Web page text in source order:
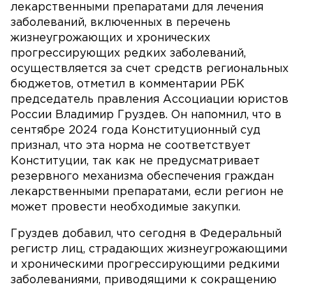
лекарственными препаратами для лечения
заболеваний, включенных в перечень
жизнеугрожающих и хронических
прогрессирующих редких заболеваний,
осуществляется за счет средств региональных
бюджетов, отметил в комментарии РБК
председатель правления Ассоциации юристов
России Владимир Груздев. Он напомнил, что в
сентябре 2024 года Конституционный суд
признал, что эта норма не соответствует
Конституции, так как не предусматривает
резервного механизма обеспечения граждан
лекарственными препаратами, если регион не
может провести необходимые закупки.
Груздев добавил, что сегодня в Федеральный
регистр лиц, страдающих жизнеугрожающими
и хроническими прогрессирующими редкими
заболеваниями, приводящими к сокращению